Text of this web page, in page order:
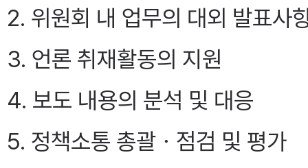
2. 위원회 내 업무의 대외 발표사
3. 언론 취재활동의 지원
4. 보도 내용의 분석 및 대응
5. 정책소통 총괄ㆍ점검 및 평가